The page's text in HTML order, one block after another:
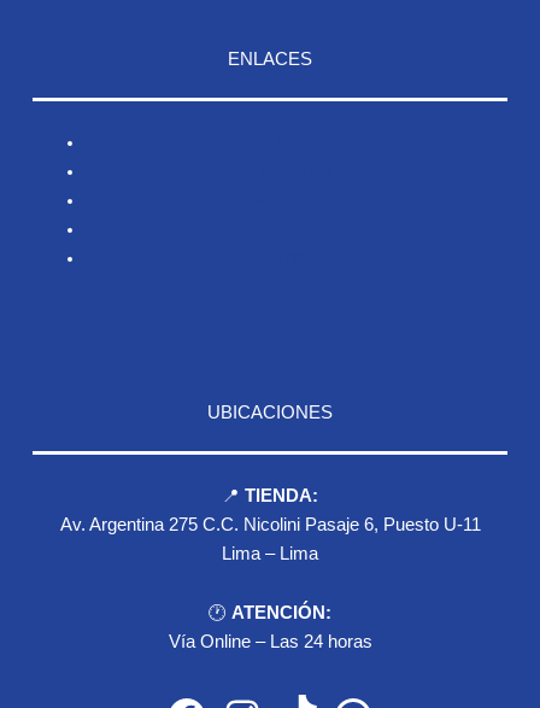
ENLACES
UBICACIONES
📍 TIENDA:
Av. Argentina 275 C.C. Nicolini Pasaje 6, Puesto U-11
Lima – Lima
🕐 ATENCIÓN:
Vía Online – Las 24 horas